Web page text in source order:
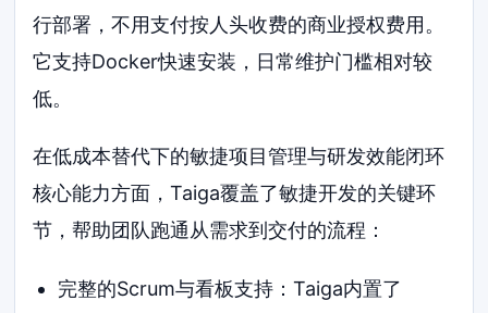
行部署，不用支付按人头收费的商业授权费用。
它支持Docker快速安装，日常维护门槛相对较
低。
在低成本替代下的敏捷项目管理与研发效能闭环
核心能力方面，Taiga覆盖了敏捷开发的关键环
节，帮助团队跑通从需求到交付的流程：
完整的Scrum与看板支持：Taiga内置了